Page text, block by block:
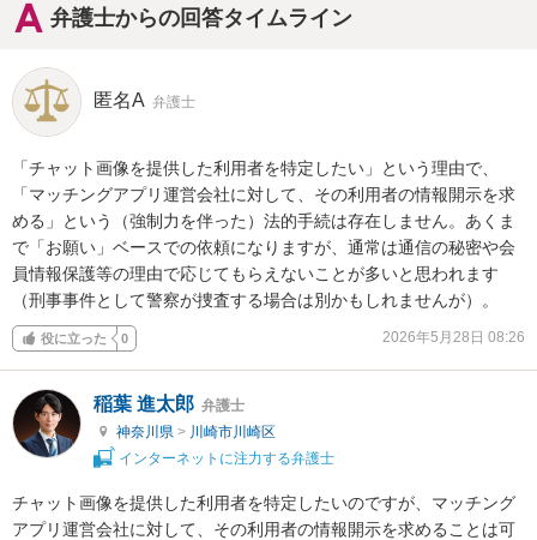
弁護士からの回答タイムライン
匿名A 弁護士
「チャット画像を提供した利用者を特定したい」という理由で、
「マッチングアプリ運営会社に対して、その利用者の情報開示を求
める」という（強制力を伴った）法的手続は存在しません。あくま
で「お願い」ベースでの依頼になりますが、通常は通信の秘密や会
員情報保護等の理由で応じてもらえないことが多いと思われます
（刑事事件として警察が捜査する場合は別かもしれませんが）。
役に立った 0 2026年5月28日 08:26
稲葉 進太郎 弁護士
神奈川県 > 川崎市川崎区
インターネットに注力する弁護士
チャット画像を提供した利用者を特定したいのですが、マッチング
アプリ運営会社に対して、その利用者の情報開示を求めることは可